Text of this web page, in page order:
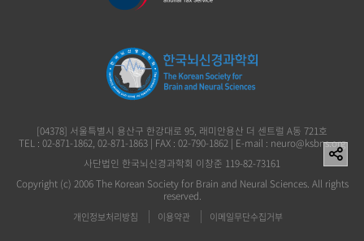
[04378] 서울특별시 용산구 한강대로 95, 래미안용산 더 센트럴 A동 721호
TEL : 02-871-1862, 02-871-1863 | FAX : 02-790-1862 | E-mail : neuro@ksbns.org
사단법인 한국뇌신경과학회 이창준 119-82-73161
Copyright (c) 2006 The Korean Society for Brain and Neural Sciences. All rights
reserved.
개인정보처리방침 이용약관 이메일무단수집거부